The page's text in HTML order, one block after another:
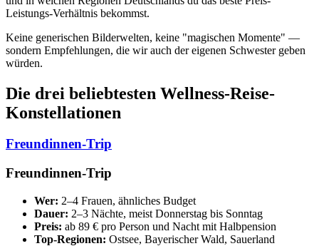
Leistungs-Verhältnis bekommst.
Keine generischen Bilderwelten, keine "magischen Momente" —
sondern Empfehlungen, die wir auch der eigenen Schwester geben
würden.
Die drei beliebtesten Wellness-Reise-
Konstellationen
Freundinnen-Trip
Freundinnen-Trip
Wer: 2–4 Frauen, ähnliches Budget
Dauer: 2–3 Nächte, meist Donnerstag bis Sonntag
Preis: ab 89 € pro Person und Nacht mit Halbpension
Top-Regionen: Ostsee, Bayerischer Wald, Sauerland